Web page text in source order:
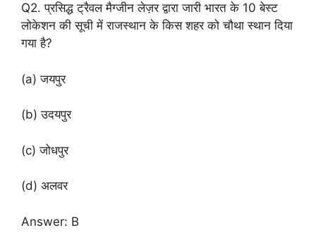
Q2. प्रसिद्ध ट्रैवल मैग्जीन लेज़र द्वारा जारी भारत के 10 बेस्ट
लोकेशन की सूची में राजस्थान के किस शहर को चौथा स्थान दिया
गया है?
(a) जयपुर
(b) उदयपुर
(c) जोधपुर
(d) अलवर
Answer: B